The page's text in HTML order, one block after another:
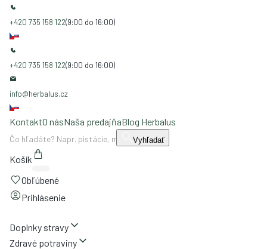
+420 735 158 122(9:00 do 16:00)
+420 735 158 122(9:00 do 16:00)
info@herbalus.cz
KontaktO násNaša predajňaBlog Herbalus
Vyhľadať
Košík
Obľúbené
Prihlásenie
Doplnky stravy
Zdravé potraviny